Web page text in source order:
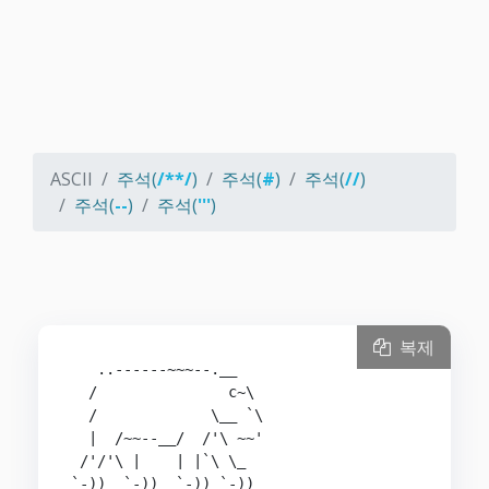
ASCII 주석(/**/) 주석(#) 주석(//)
주석(--) 주석(''')
   ..------~~~--.__
  /               c~\
  /             \__ `\
  |  /~~--__/  /'\ ~~'
/'/'\ |    | |`\ \_
`-))  `-))  `-)) `-))
복제